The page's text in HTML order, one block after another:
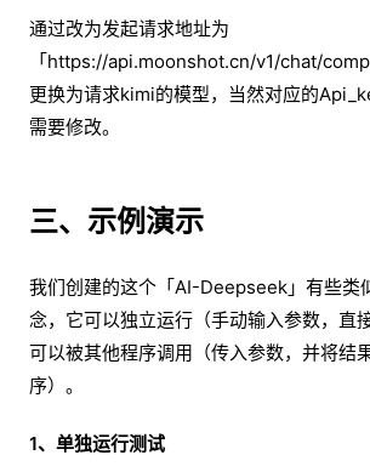
通过改为发起请求地址为
「https://api.moonshot.cn/v1/chat/
更换为请求kimi的模型，当然对应的
需要修改。
三、示例演示
我们创建的这个「AI-Deepseek」有些类
念，它可以独立运行（手动输入参数，直
可以被其他程序调用（传入参数，并将结
序）。
1、单独运行测试